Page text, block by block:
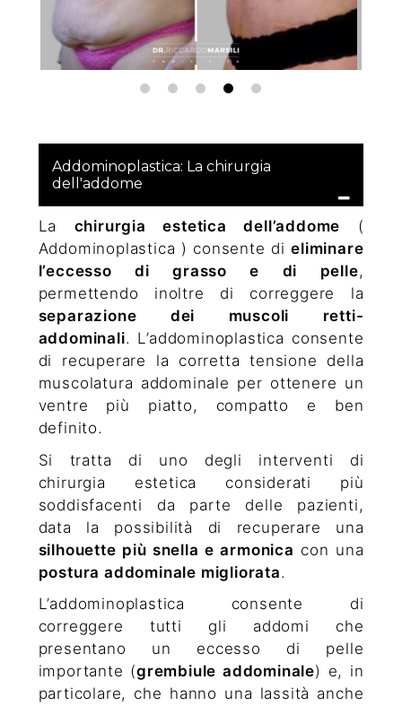
Addominoplastica: La chirurgia
dell'addome
La chirurgia estetica dell’addome (
Addominoplastica ) consente dieliminare
l’eccesso di grasso e di pelle,
permettendo inoltre di correggere la
separazione dei muscoli retti-
addominali. L’addominoplastica consente
di recuperare la corretta tensione della
muscolatura addominale per ottenere un
ventre più piatto, compatto e ben
definito.
Si tratta di uno degli interventi di
chirurgia estetica considerati più
soddisfacenti da parte delle pazienti,
data la possibilità di recuperare una
silhouette più snella e armonica con una
postura addominale migliorata.
L’addominoplastica consente di
correggere tutti gli addomi che
presentano un eccesso di pelle
importante (grembiule addominale) e, in
particolare, che hanno una lassità anche